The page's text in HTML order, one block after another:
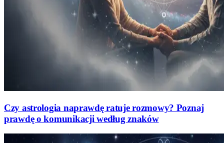
Czy astrologia naprawdę ratuje rozmowy? Poznaj
prawdę o komunikacji według znaków